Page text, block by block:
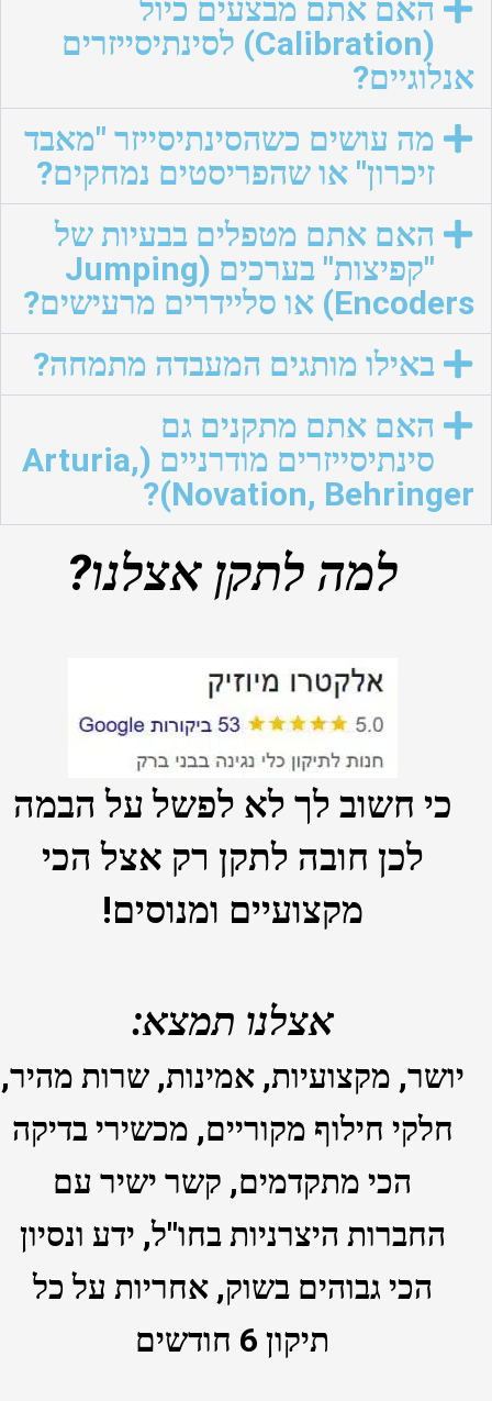
האם אתם מבצעים כיול
(Calibration) לסינתיסייזרים
אנלוגיים?
מה עושים כשהסינתיסייזר "מאבד
זיכרון" או שהפריסטים נמחקים?
האם אתם מטפלים בבעיות של
"קפיצות" בערכים (Jumping
Encoders) או סליידרים מרעישים?
באילו מותגים המעבדה מתמחה?
האם אתם מתקנים גם
סינתיסייזרים מודרניים (Arturia,
Novation, Behringer)?
למה לתקן אצלנו?
כי חשוב לך לא לפשל על הבמה
לכן חובה לתקן רק אצל הכי
מקצועיים ומנוסים!
אצלנו תמצא:
יושר, מקצועיות, אמינות, שרות מהיר,
חלקי חילוף מקוריים, מכשירי בדיקה
הכי מתקדמים, קשר ישיר עם
החברות היצרניות בחו"ל, ידע ונסיון
הכי גבוהים בשוק, אחריות על כל
תיקון 6 חודשים